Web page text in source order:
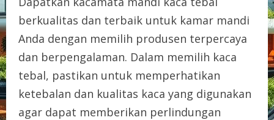
berkualitas dan terbaik untuk kamar mandi
Anda dengan memilih produsen terpercaya
dan berpengalaman. Dalam memilih kaca
tebal, pastikan untuk memperhatikan
ketebalan dan kualitas kaca yang digunakan
agar dapat memberikan perlindungan